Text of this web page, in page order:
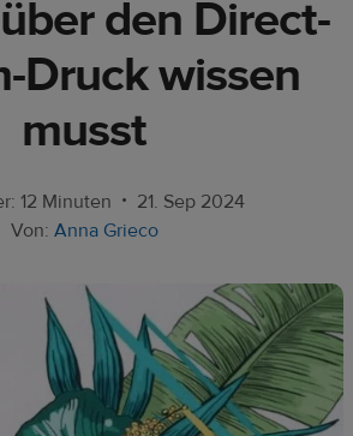
den Direct-
Druck wissen
musst
12 Minuten • 21. Sep 2024
Von: Anna Grieco